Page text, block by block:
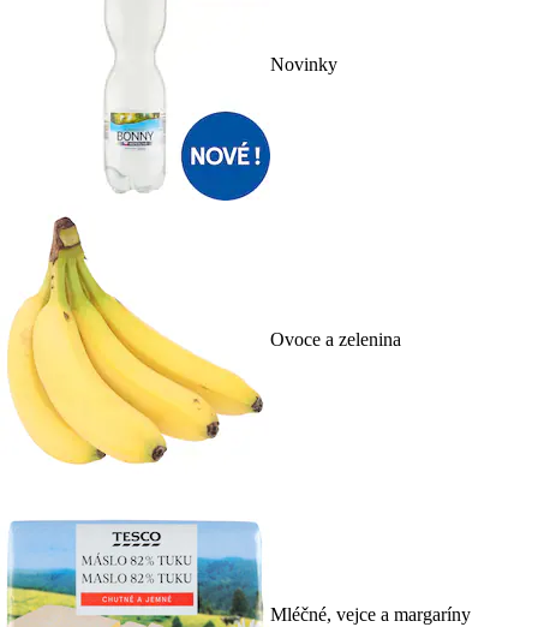
Novinky
Ovoce a zelenina
Mléčné, vejce a margaríny